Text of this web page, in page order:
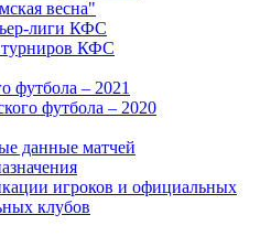
весна"
лиги КФС
турниров КФС
футбола – 2021
футбола – 2020
данные матчей
игроков и официальных
клубов